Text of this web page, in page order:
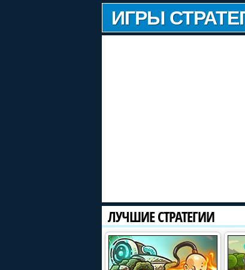
ИГРЫ
ЛУЧШИЕ СТРАТЕГИИ